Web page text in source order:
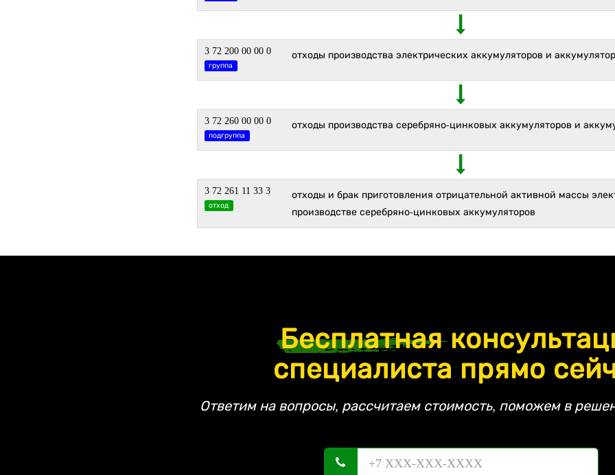
3 72 200 00 00 0
группа
отходы производства электрических аккумуляторов и
3 72 260 00 00 0
подгруппа
отходы производства серебряно-цинковых аккумуляторов и
3 72 261 11 33 3
отход
отходы и брак приготовления отрицательной активной массы
производстве серебряно-цинковых аккумуляторов
Бесплатная
специалиста прямо
Ответим на вопросы, рассчитаем стоимость, поможем в